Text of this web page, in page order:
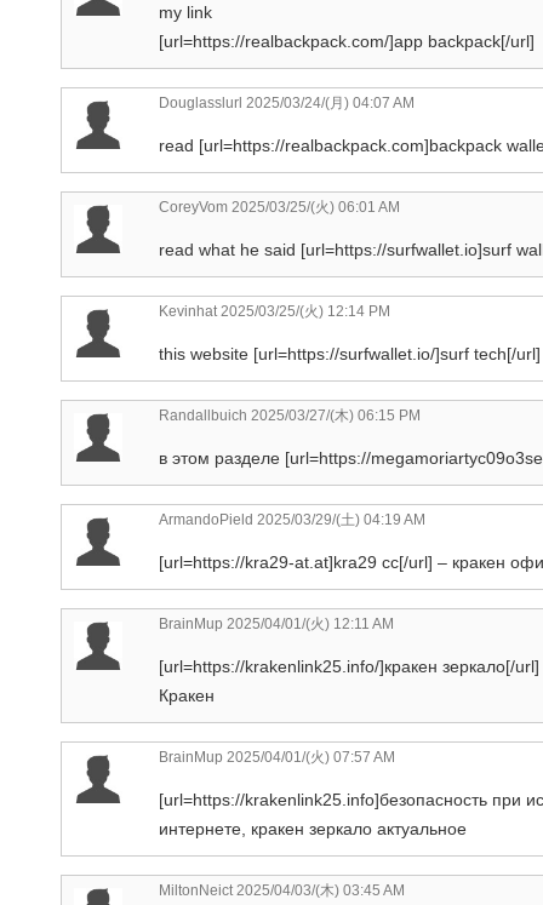
my link
[url=https://realbackpack.com/]app backpack[/url]
Douglasslurl 2025/03/24/(月) 04:07 AM
read [url=https://realbackpack.com]backpack
CoreyVom 2025/03/25/(火) 06:01 AM
read what he said [url=https://surfwallet.io]surf
Kevinhat 2025/03/25/(火) 12:14 PM
this website [url=https://surfwallet.io/]surf tech[/url]
Randallbuich 2025/03/27/(木) 06:15 PM
в этом разделе [url=https://
ArmandoPield 2025/03/29/(土) 04:19 AM
[url=https://kra29-at.at]kra29 сс[/url] – кракен
BrainMup 2025/04/01/(火) 12:11 AM
[url=https://krakenlink25.info/]кракен зеркало[/
Кракен
BrainMup 2025/04/01/(火) 07:57 AM
[url=https://krakenlink25.info]безопасность при
интернете, кракен зеркало актуальное
MiltonNeict 2025/04/03/(木) 03:45 AM